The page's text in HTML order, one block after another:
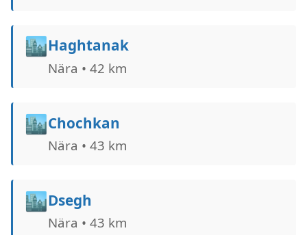
🏙️Haghtanak
Nära • 42 km
🏙️Chochkan
Nära • 43 km
🏙️Dsegh
Nära • 43 km